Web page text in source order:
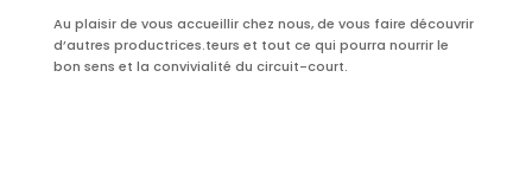
Au plaisir de vous accueillir chez nous, de vous faire découvrir
d’autres productrices.teurs et tout ce qui pourra nourrir le
bon sens et la convivialité du circuit-court.